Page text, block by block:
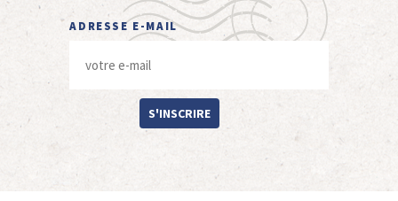
ADRESSE E-MAIL
S'INSCRIRE